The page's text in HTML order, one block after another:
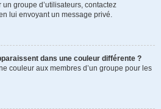
groupe d’utilisateurs, contactez
lui envoyant un message privé.
dans une couleur différente ?
couleur aux membres d’un groupe pour les